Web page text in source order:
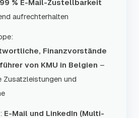
% E-Mail-Zustellbarkeit
aufrechterhalten
Finanzvorstände
von KMU in Belgien –
Zusatzleistungen und
E-Mail und LinkedIn (Multi-